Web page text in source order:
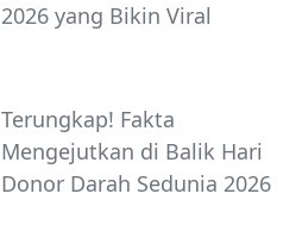
2026 yang Bikin Viral
Terungkap! Fakta
Mengejutkan di Balik Hari
Donor Darah Sedunia 2026